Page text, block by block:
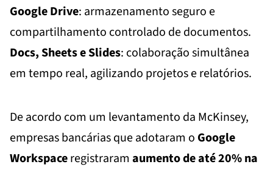
Google Drive: armazenamento seguro e
compartilhamento controlado de documentos.
Docs, Sheets e Slides: colaboração simultânea
em tempo real, agilizando projetos e relatórios.
De acordo com um levantamento da McKinsey,
empresas bancárias que adotaram o Google
Workspaceregistraram aumento de até 20% na